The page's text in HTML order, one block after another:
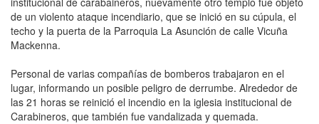
de un violento ataque incendiario, que se inició en su cúpula, el
techo y la puerta de la Parroquia La Asunción de calle Vicuña
Mackenna.
Personal de varias compañías de bomberos trabajaron en el
lugar, informando un posible peligro de derrumbe. Alrededor de
las 21 horas se reinició el incendio en la iglesia institucional de
Carabineros, que también fue vandalizada y quemada.